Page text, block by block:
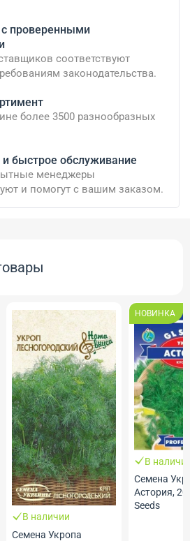
проверенными
соответствуют
законодательства.
более 3500 разнообразных
и быстрое обслуживание
менеджеры
и помогут с вашим заказом.
В наличии
Семена Укропа
НОВИНКА
В
Семена
Астория,
Seeds